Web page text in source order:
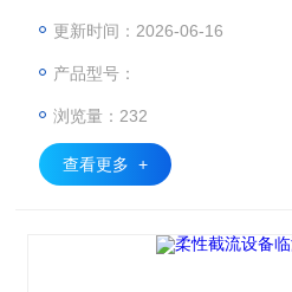
备，公称通径覆盖 DN200 至
动控制系统实现水流智能管控，
塞、渗漏、调节精度差、运维繁
更新时间：2026-06-16
产品型号：
浏览量：232
查看更多 +